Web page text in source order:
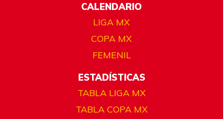
CALENDARIO
LIGA MX
COPA MX
FEMENIL
ESTADÍSTICAS
TABLA LIGA MX
TABLA COPA MX